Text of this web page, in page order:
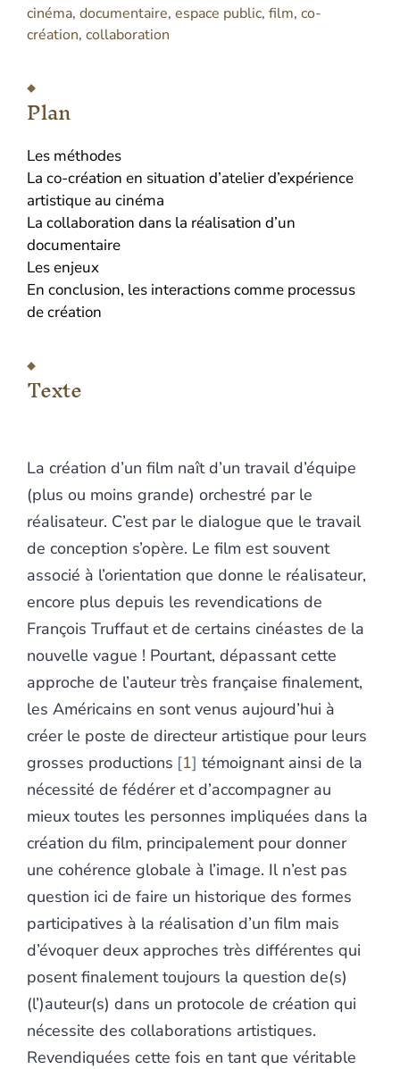
cinéma, documentaire, espace public, film, co-
création, collaboration
Plan
Les méthodes
La co-création en situation d’atelier d’expérience
artistique au cinéma
La collaboration dans la réalisation d’un
documentaire
Les enjeux
En conclusion, les interactions comme processus
de création
Texte
La création d’un film naît d’un travail d’équipe
(plus ou moins grande) orchestré par le
réalisateur. C’est par le dialogue que le travail
de conception s’opère. Le film est souvent
associé à l’orientation que donne le réalisateur,
encore plus depuis les revendications de
François Truffaut et de certains cinéastes de la
nouvelle vague ! Pourtant, dépassant cette
approche de l’auteur très française finalement,
les Américains en sont venus aujourd’hui à
créer le poste de directeur artistique pour leurs
grosses productions 1 témoignant ainsi de la
nécessité de fédérer et d’accompagner au
mieux toutes les personnes impliquées dans la
création du film, principalement pour donner
une cohérence globale à l’image. Il n’est pas
question ici de faire un historique des formes
participatives à la réalisation d’un film mais
d’évoquer deux approches très différentes qui
posent finalement toujours la question de(s)
(l’)auteur(s) dans un protocole de création qui
nécessite des collaborations artistiques.
Revendiquées cette fois en tant que véritable